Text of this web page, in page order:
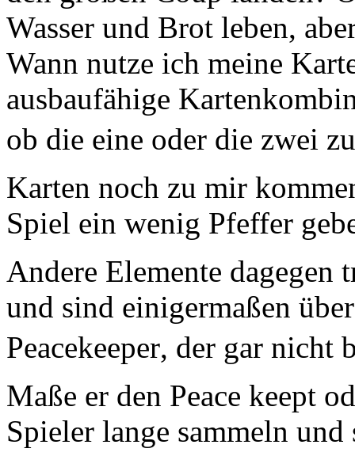
Wasser und Brot leben,
Wann nutze ich meine
ausbaufähige
ob die eine oder die zwei
Karten noch zu mir
Spiel ein wenig Pfeffer
Andere Elemente dagegen
und sind einigermaßen
Peacekeeper, der gar
Maße er den Peace keept
Spieler lange sammeln